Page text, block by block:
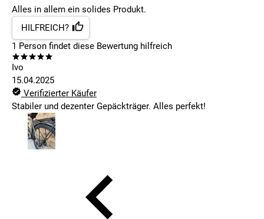
Alles in allem ein solides Produkt.
HILFREICH?
1 Person findet diese Bewertung hilfreich
Ivo
15.04.2025
Verifizierter Käufer
Stabiler und dezenter Gepäckträger. Alles perfekt!